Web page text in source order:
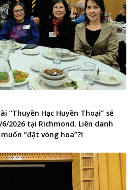
“Thuyền Hạc Huyền Thoại” sẽ
2026 tại Richmond. Liên danh
“đặt vòng hoa”?!